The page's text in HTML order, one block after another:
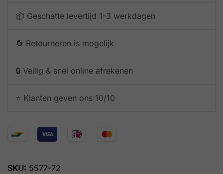
📦 Geschatte levertijd 1-3 werkdagen
🔄 Retourneren is mogelijk
🔒 Veilig & snel online afrekenen
⭐️ Klanten geven ons 10/10
SKU: 5577-72